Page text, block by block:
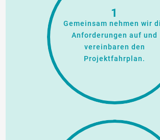
1
Gemeinsam nehmen wir
Anforderungen auf und
vereinbaren den
Projektfahrplan.